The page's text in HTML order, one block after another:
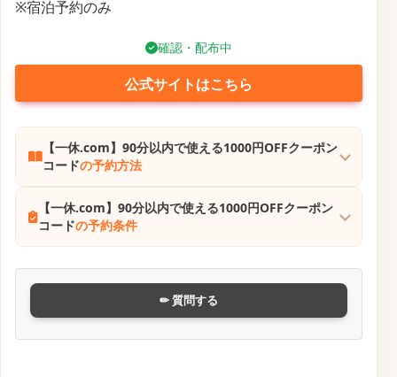
き、簡単に利用可能です。
この機会に、お得に宿泊予約をして、素敵な旅をお楽
公式サイトはこちら
【一休.com】ホテル・旅館限定の割引クーポンコー
【一休.com】ホテル・旅館限定の割引クーポンコード
の予約条件